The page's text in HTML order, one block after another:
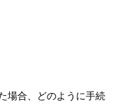
場合、どのように手続